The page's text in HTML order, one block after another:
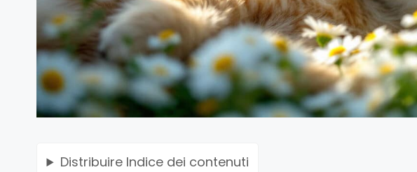
Distribuire Indice dei contenuti